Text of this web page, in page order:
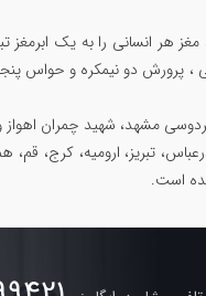
پرورش دو نیمکره و حواس
مشهد، شهید چمران اهواز و
تبریز، ارومیه، کرج، قم،
است.